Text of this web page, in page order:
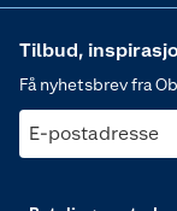
Tilbud,
Få nyhetsbrev fra
E-postadresse